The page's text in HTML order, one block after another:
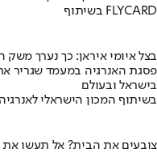
בשיתוף FLYCARD
בצל איומי איראן: כך נערך משק
פסגת האנרגיה במעמד שגריר
בישראל ובעולם
בשיתוף המכון הישראלי
צובעים את הבית? אל תעשו את